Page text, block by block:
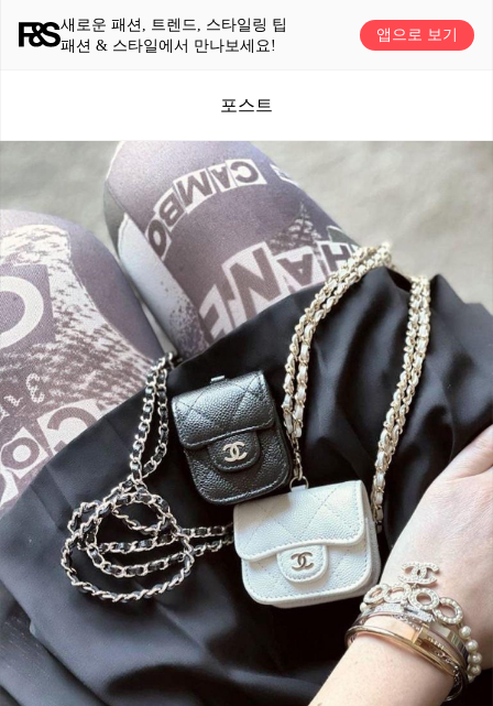
새로운 패션, 트렌드, 스타일링 팁
패션 & 스타일에서 만나보세요!
앱으로 보기
포스트